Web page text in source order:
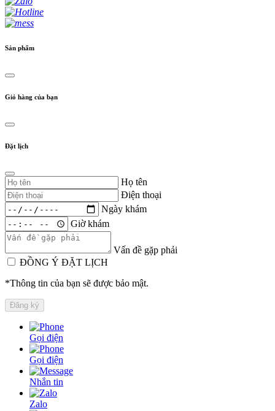
Sản phẩm
Giỏ hàng của bạn
Đặt lịch
Họ tên
Điện thoại
Ngày khám
Giờ khám
Vấn đề gặp phải
ĐỒNG Ý ĐẶT LỊCH
*Thông tin của bạn sẽ được bảo mật.
Gọi điện
Gọi điện
Nhắn tin
Zalo